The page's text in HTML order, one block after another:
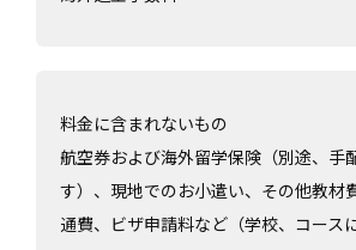
料金に含まれないもの
航空券および海外留学保険（別途、手
す）、現地でのお小遣い、その他教材
通費、ビザ申請料など（学校、コース